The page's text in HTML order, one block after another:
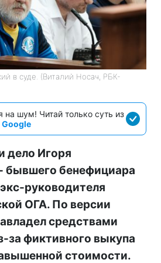
в суде. (Виталий Носач, РБК-
на шум! Читай только суть из
Google
дело Игоря
бывшего бенефициара
руководителя
ОГА. По версии
средствами
за фиктивного выкупа
стоимости.